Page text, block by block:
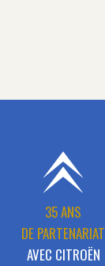
35 ANS
DE PARTENARIAT
AVEC CITROËN